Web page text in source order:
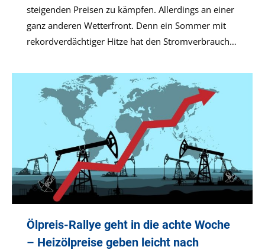
steigenden Preisen zu kämpfen. Allerdings an einer
ganz anderen Wetterfront. Denn ein Sommer mit
rekordverdächtiger Hitze hat den Stromverbrauch…
Ölpreis-Rallye geht in die achte Woche
– Heizölpreise geben leicht nach